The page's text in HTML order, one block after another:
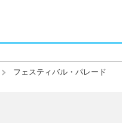
フェスティバル・パレード